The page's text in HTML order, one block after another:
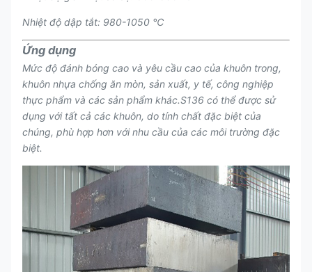
Nhiệt độ dập tắt: 980-1050 ℃
Ứng dụng
Mức độ đánh bóng cao và yêu cầu cao của khuôn trong,
khuôn nhựa chống ăn mòn, sản xuất, y tế, công nghiệp
thực phẩm và các sản phẩm khác.S136 có thể được sử
dụng với tất cả các khuôn, do tính chất đặc biệt của
chúng, phù hợp hơn với nhu cầu của các môi trường đặc
biệt.